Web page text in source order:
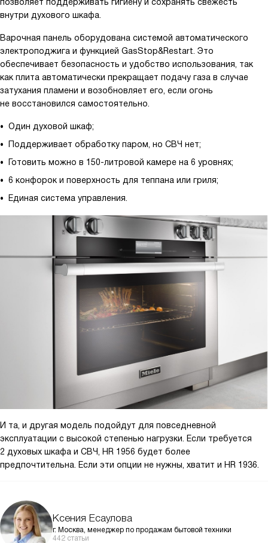
внутри духового шкафа.
Варочная панель оборудована системой автоматического
электроподжига и функцией GasStop&Restart. Это
обеспечивает безопасность и удобство использования, так
как плита автоматически прекращает подачу газа в случае
затухания пламени и возобновляет его, если огонь
не восстановился самостоятельно.
Один духовой шкаф;
Поддерживает обработку паром, но СВЧ нет;
Готовить можно в 150-литровой камере на 6 уровнях;
6 конфорок и поверхность для теппана или гриля;
Единая система управления.
И та, и другая модель подойдут для повседневной
эксплуатации с высокой степенью нагрузки. Если требуется
2 духовых шкафа и СВЧ, HR 1956 будет более
предпочтительна. Если эти опции не нужны, хватит и HR 1936.
Ксения Есаулова
г. Москва, менеджер по продажам бытовой техники
442 статьи